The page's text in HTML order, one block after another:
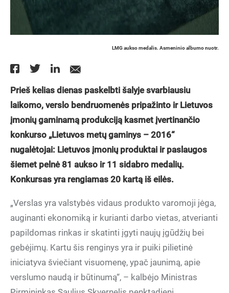
LMG aukso medalis. Asmeninio albumo nuotr.
Prieš kelias dienas paskelbti šalyje svarbiausiu
laikomo, verslo bendruomenės pripažinto ir Lietuvos
įmonių gaminamą produkciją kasmet įvertinančio
konkurso „Lietuvos metų gaminys – 2016“
nugal ėtojai: Lietuvos įmonių produktai ir paslaugos
šiemet pelnė 81 aukso ir 11 sidabro medalių.
Konkursas yra rengiamas 20 kartą iš eil ės.
„Verslas yra valstybės vidaus produkto varomoji jėga,
auginanti ekonomiką ir kurianti darbo vietas, atverianti
papildomas rinkas ir skatinti įgyti naujų įgūdžių bei
gebėjimų. Kartu šis renginys yra ir puiki pilietinė
iniciatyva šviečiant visuomenę, ypač jaunimą, apie
verslumo naudą ir būtinumą“, – kalbėjo Ministras